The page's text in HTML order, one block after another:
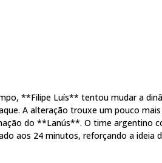
**Filipe Luís** tentou mudar a
A alteração trouxe um pouco
do **Lanús**. O time argentino
aos 24 minutos, reforçando a ideia